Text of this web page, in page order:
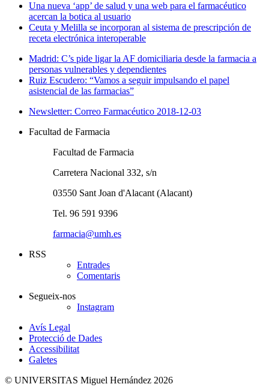
Una nueva ‘app’ de salud y una web para el farmacéutico
acercan la botica al usuario
Ceuta y Melilla se incorporan al sistema de prescripción de
receta electrónica interoperable
Madrid: C’s pide ligar la AF domiciliaria desde la farmacia a
personas vulnerables y dependientes
Ruiz Escudero: “Vamos a seguir impulsando el papel
asistencial de las farmacias”
Newsletter: Correo Farmacéutico 2018-12-03
Facultad de Farmacia
Facultad de Farmacia
Carretera Nacional 332, s/n
03550 Sant Joan d'Alacant (Alacant)
Tel. 96 591 9396
farmacia@umh.es
RSS
Entrades
Comentaris
Segueix-nos
Instagram
Avís Legal
Protecció de Dades
Accessibilitat
Galetes
© UNIVERSITAS Miguel Hernández 2026